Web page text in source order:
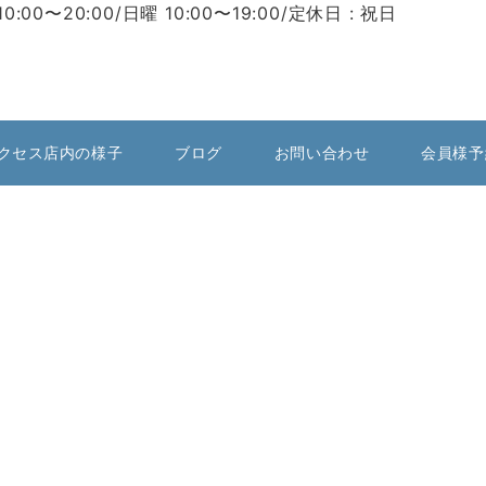
〜20:00/日曜 10:00〜19:00/定休日 : 祝日
セス店内の様子 ブログ お問い合わせ 会員様